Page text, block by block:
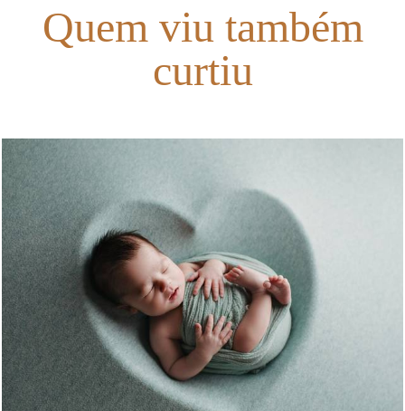
Quem viu também
curtiu
868 3